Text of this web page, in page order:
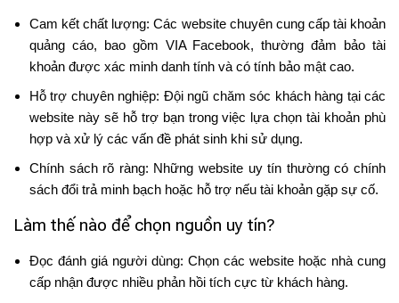
Cam kết chất lượng: Các website chuyên cung cấp tài khoản
quảng cáo, bao gồm VIA Facebook, thường đảm bảo tài
khoản được xác minh danh tính và có tính bảo mật cao.
Hỗ trợ chuyên nghiệp: Đội ngũ chăm sóc khách hàng tại các
website này sẽ hỗ trợ bạn trong việc lựa chọn tài khoản phù
hợp và xử lý các vấn đề phát sinh khi sử dụng.
Chính sách rõ ràng: Những website uy tín thường có chính
sách đổi trả minh bạch hoặc hỗ trợ nếu tài khoản gặp sự cố.
Làm thế nào để chọn nguồn uy tín?
Đọc đánh giá người dùng: Chọn các website hoặc nhà cung
cấp nhận được nhiều phản hồi tích cực từ khách hàng.